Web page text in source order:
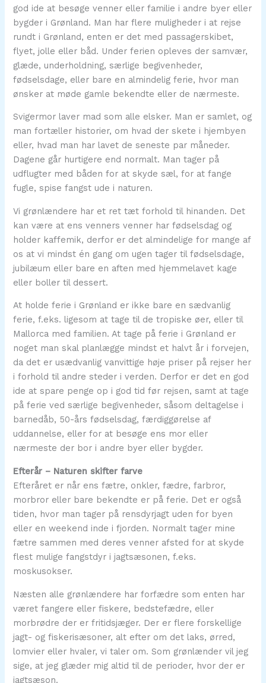
god ide at besøge venner eller familie i andre byer eller
bygder i Grønland. Man har flere muligheder i at rejse
rundt i Grønland, enten er det med passagerskibet,
flyet, jolle eller båd. Under ferien opleves der samvær,
glæde, underholdning, særlige begivenheder,
fødselsdage, eller bare en almindelig ferie, hvor man
ønsker at møde gamle bekendte eller de nærmeste.
Svigermor laver mad som alle elsker. Man er samlet, og
man fortæller historier, om hvad der skete i hjembyen
eller, hvad man har lavet de seneste par måneder.
Dagene går hurtigere end normalt. Man tager på
udflugter med båden for at skyde sæl, for at fange
fugle, spise fangst ude i naturen.
Vi grønlændere har et ret tæt forhold til hinanden. Det
kan være at ens venners venner har fødselsdag og
holder kaffemik, derfor er det almindelige for mange af
os at vi mindst én gang om ugen tager til fødselsdage,
jubilæum eller bare en aften med hjemmelavet kage
eller boller til dessert.
At holde ferie i Grønland er ikke bare en sædvanlig
ferie, f.eks. ligesom at tage til de tropiske øer, eller til
Mallorca med familien. At tage på ferie i Grønland er
noget man skal planlægge mindst et halvt år i forvejen,
da det er usædvanlig vanvittige høje priser på rejser her
i forhold til andre steder i verden. Derfor er det en god
ide at spare penge op i god tid før rejsen, samt at tage
på ferie ved særlige begivenheder, såsom deltagelse i
barnedåb, 50-års fødselsdag, færdiggørelse af
uddannelse, eller for at besøge ens mor eller
nærmeste der bor i andre byer eller bygder.
Efterår – Naturen skifter farve
Efteråret er når ens fætre, onkler, fædre, farbror,
morbror eller bare bekendte er på ferie. Det er også
tiden, hvor man tager på rensdyrjagt uden for byen
eller en weekend inde i fjorden. Normalt tager mine
fætre sammen med deres venner afsted for at skyde
flest mulige fangstdyr i jagtsæsonen, f.eks.
moskusokser.
Næsten alle grønlændere har forfædre som enten har
været fangere eller fiskere, bedstefædre, eller
morbrødre der er fritidsjæger. Der er flere forskellige
jagt- og fiskerisæsoner, alt efter om det laks, ørred,
lomvier eller hvaler, vi taler om. Som grønlænder vil jeg
sige, at jeg glæder mig altid til de perioder, hvor der er
jagtsæson.